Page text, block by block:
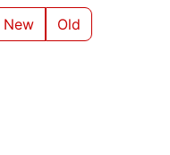
New Old